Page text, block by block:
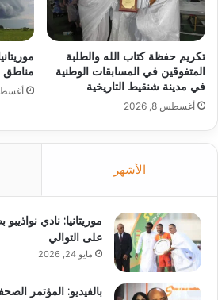
تكريم حفظة كتاب الله والطلبة
المتفوقين في المسابقات الوطنية
في مدينة شنقيط التاريخية
أغسطس 8, 2026
مناطق
أغسطس 8,
الأشهر
موريتانيا: نادي
على التوالي
مايو 24, 2026
بالفيديو: المؤتمر